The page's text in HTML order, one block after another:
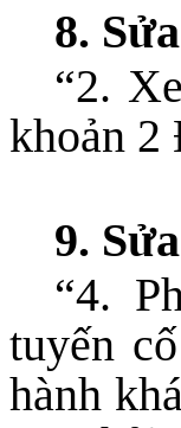
8.
“2.
khoản 2
9.
“4.
tuyến
hành